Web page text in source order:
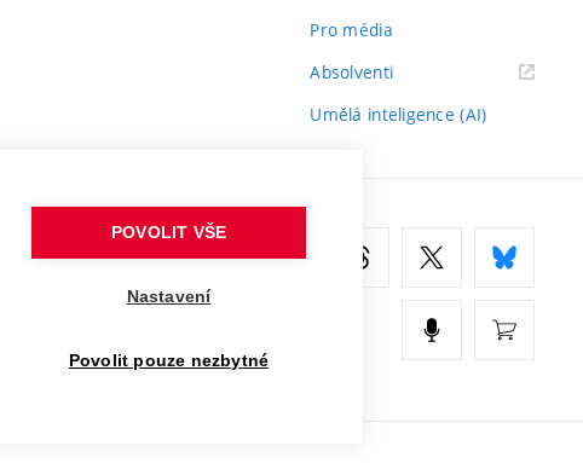
Pro média
Absolventi(externí
Umělá inteligence (AI)
POVOLIT VŠE
Nastavení
Povolit pouze nezbytné